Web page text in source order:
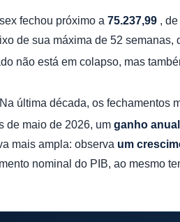
fechou próximo a 75.237,99, de
de sua máxima de 52 semanas,
não está em colapso, mas
última década, os fechamentos
de maio de 2026, um ganho
mais ampla: observa um
nominal do PIB, ao mesmo